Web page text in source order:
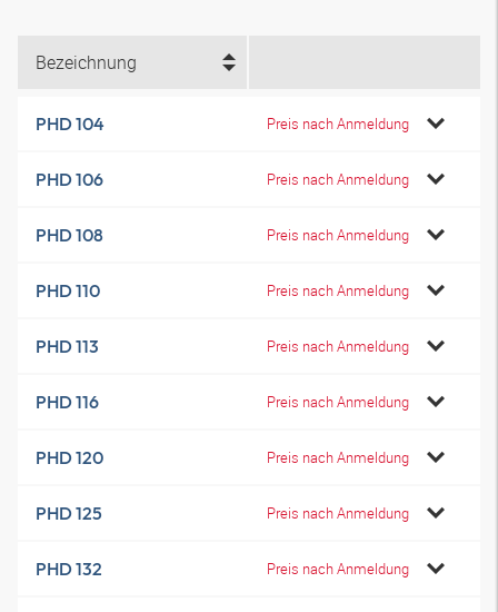
Bezeichnung
PHD 104 Preis nach Anmeldung
PHD 106 Preis nach Anmeldung
PHD 108 Preis nach Anmeldung
PHD 110 Preis nach Anmeldung
PHD 113 Preis nach Anmeldung
PHD 116 Preis nach Anmeldung
PHD 120 Preis nach Anmeldung
PHD 125 Preis nach Anmeldung
PHD 132 Preis nach Anmeldung